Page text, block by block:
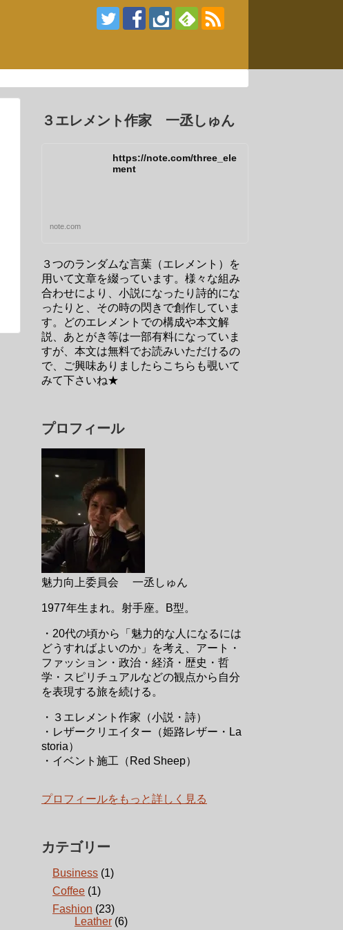
３エレメント作家 一丞しゅん
https://note.com/three_ele
ment
note.com
３つのランダムな言葉（エレメント）を
用いて文章を綴っています。様々な組み
合わせにより、小説になったり詩的にな
ったりと、その時の閃きで創作していま
す。どのエレメントでの構成や本文解
説、あとがき等は一部有料になっていま
すが、本文は無料でお読みいただけるの
で、ご興味ありましたらこちらも覗いて
みて下さいね★
プロフィール
魅力向上委員会 一丞しゅん
1977年生まれ。射手座。B型。
・20代の頃から「魅力的な人になるには
どうすればよいのか」を考え、アート・
ファッション・政治・経済・歴史・哲
学・スピリチュアルなどの観点から自分
を表現する旅を続ける。
・３エレメント作家（小説・詩）
・レザークリエイター（姫路レザー・La
storia）
・イベント施工（Red Sheep）
プロフィールをもっと詳しく見る
カテゴリー
Business (1)
Coffee (1)
Fashion (23)
Leather (6)